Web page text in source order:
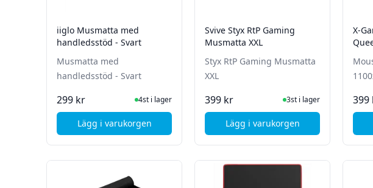
iiglo Musmatta med
handledsstöd - Svart
Musmatta med
handledsstöd - Svart
299 kr I Lager4st i lager
Lägg i varukorgen, iiglo Musmatta med handledsstöd - Svart
Svive Styx RtP Gaming
Musmatta XXL
Styx RtP Gaming Musmatta
XXL
399 kr I Lager3st i lager
Lägg i varukorgen, Svive Styx RtP Gaming
X-
399